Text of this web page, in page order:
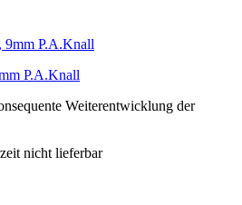
P.A.Knall
Weiterentwicklung der
nicht lieferbar